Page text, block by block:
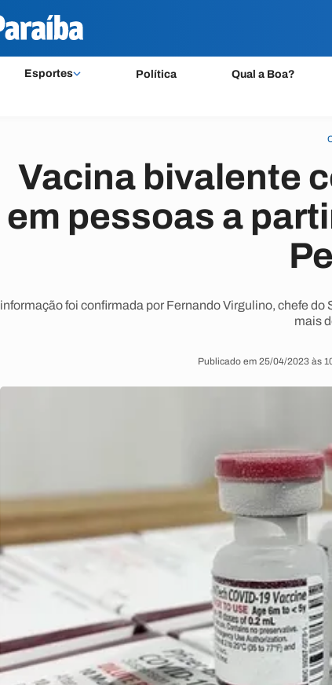
Esportes Política Qual a Boa?
Vacina bivalente
em pessoas a
informação foi confirmada por Fernando Virgulino, chefe
mais
Publicado em 25/04/2023 às